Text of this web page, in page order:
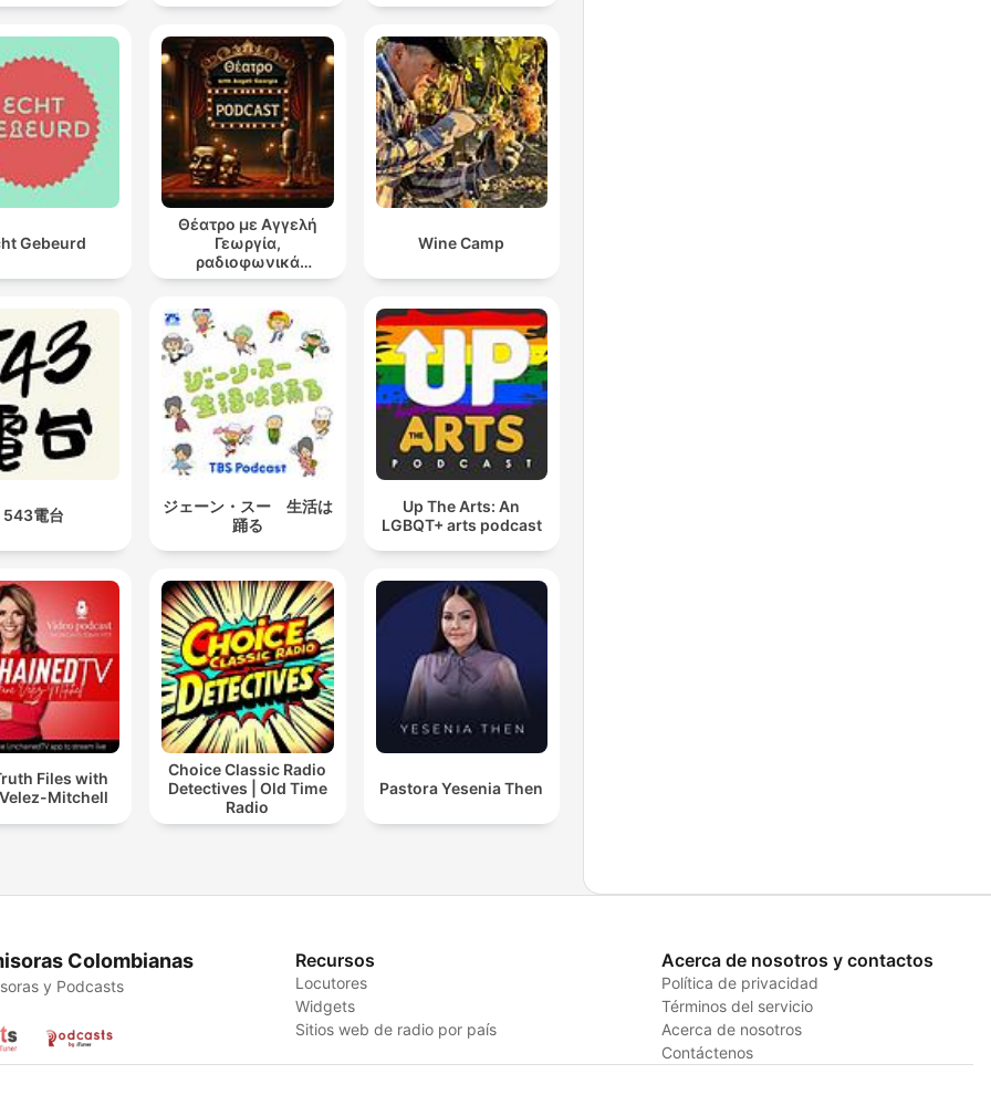
Gebeurd
Θέατρο με Αγγελή
Γεωργία,
ραδιοφωνικά
θεατρικά έργα
Wine Camp
543電台
ジェーン・スー 生活は
踊る
Up The Arts: An
LGBQT+ arts podcast
Files with
Mitchell
Choice Classic Radio
Detectives | Old Time
Radio
Pastora Yesenia Then
Colombianas
y Podcasts
Recursos
Locutores
Widgets
Sitios web de radio por país
Acerca de nosotros y contactos
Política de privacidad
Términos del servicio
Acerca de nosotros
Contáctenos